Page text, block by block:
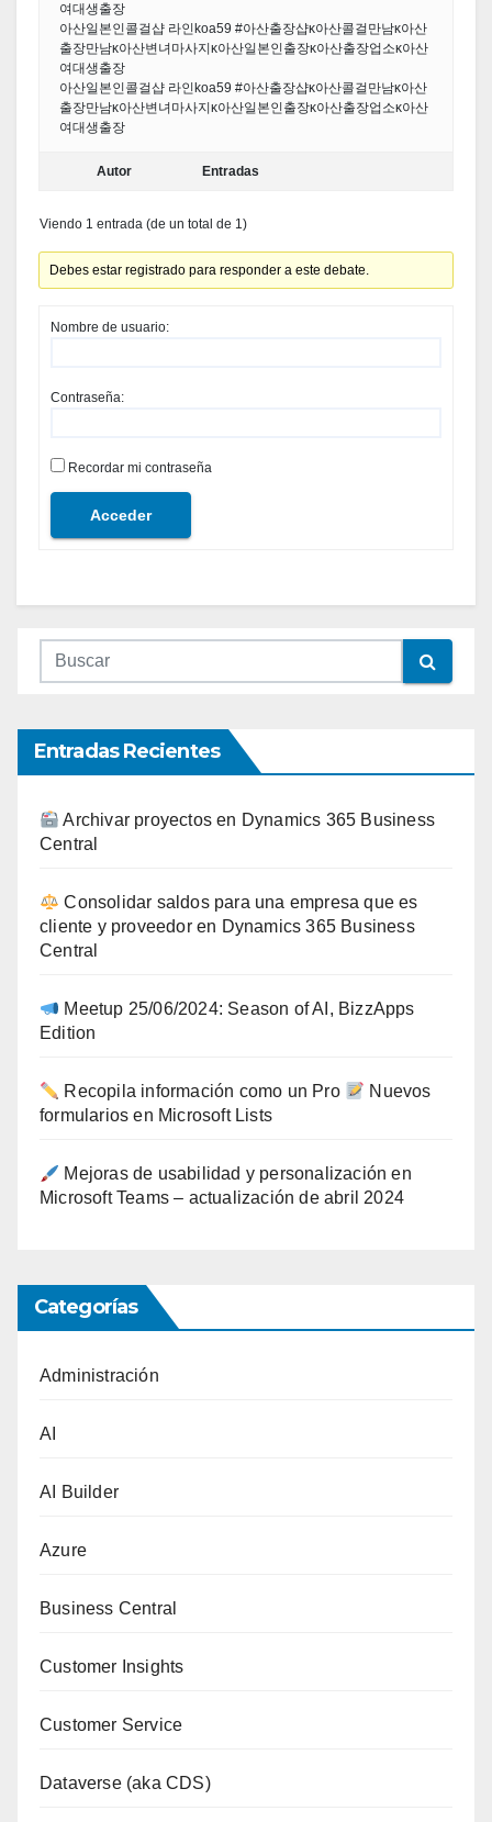
여대생출장
아산일본인콜걸샵 라인koa59 #아산출장샵κ아산콜걸만남κ아산
출장만남κ아산변녀마사지κ아산일본인출장κ아산출장업소κ아산
여대생출장
아산일본인콜걸샵 라인koa59 #아산출장샵κ아산콜걸만남κ아산
출장만남κ아산변녀마사지κ아산일본인출장κ아산출장업소κ아산
여대생출장
Autor Entradas
Viendo 1 entrada (de un total de 1)
Debes estar registrado para responder a este debate.
Nombre de usuario:
Contraseña:
Recordar mi contraseña
Acceder
Entradas Recientes
Archivar proyectos en Dynamics 365 Business
Central
Consolidar saldos para una empresa que es
cliente y proveedor en Dynamics 365 Business
Central
Meetup 25/06/2024: Season of AI, BizzApps
Edition
Recopila información como un Pro
Nuevos
formularios en Microsoft Lists
Mejoras de usabilidad y personalización en
Microsoft Teams – actualización de abril 2024
Categorías
Administración
AI
AI Builder
Azure
Business Central
Customer Insights
Customer Service
Dataverse (aka CDS)